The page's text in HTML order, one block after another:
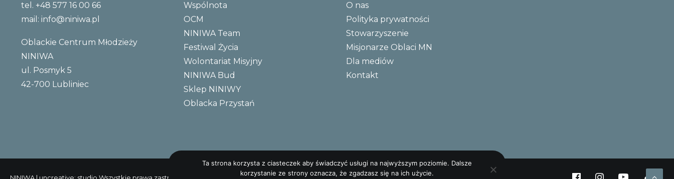
tel. +48 577 16 00 66
mail: info@niniwa.pl
Oblackie Centrum Młodzieży
NINIWA
ul. Posmyk 5
42-700 Lubliniec
Wspólnota
OCM
NINIWA Team
Festiwal Życia
Wolontariat Misyjny
NINIWA Bud
Sklep NINIWY
Oblacka Przystań
O nas
Polityka prywatności
Stowarzyszenie
Misjonarze Oblaci MN
Dla mediów
Kontakt
Ta strona korzysta z ciasteczek aby świadczyć usługi na najwyższym poziomie. Dalsze
korzystanie ze strony oznacza, że zgadzasz się na ich użycie.